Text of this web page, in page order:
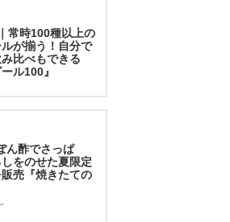
常時100種以上の
が揃う！自分で
比べもできる
ル100』
ん酢でさっぱ
をのせた夏限定
売『焼きたての